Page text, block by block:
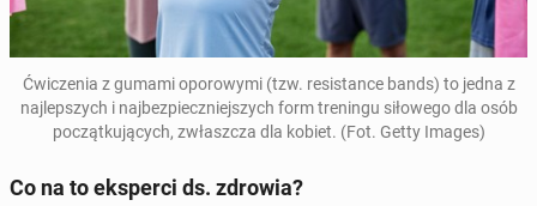
Ćwiczenia z gumami oporowy­mi (tzw. re­sis­tance bands) to jedna z
na­jlep­szych i na­jbez­pieczniejszych form treningu siłowego dla osób
początku­ją­cych, zwłaszcza dla kobiet. (Fot. Getty Images)
Co na to eksper­ci ds. zdrowia?